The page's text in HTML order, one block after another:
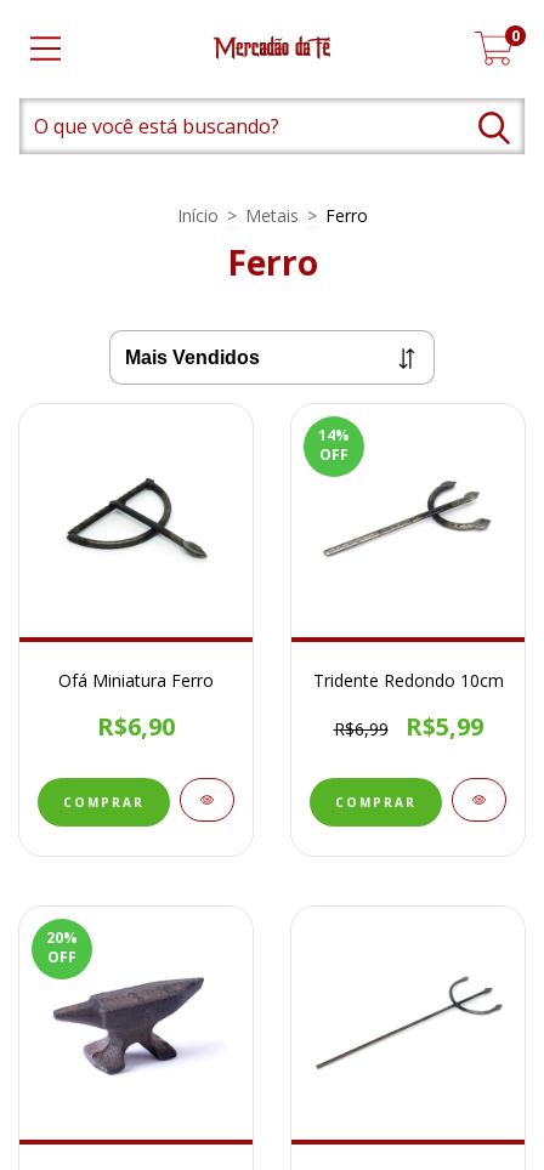
0
Início > Metais > Ferro
Ferro
Ofá Miniatura Ferro
R$6,90
14%
OFF
Tridente Redondo 10cm
R$6,99 R$5,99
20%
OFF